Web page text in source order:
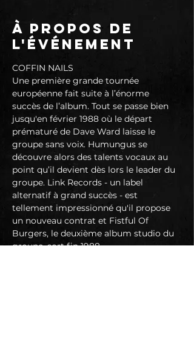
À propos de
l'événement
COFFIN NAILS
Une première grande tournée
européenne fait suite à l’énorme
succès de l’album. Tout se passe bien
jusqu'en février 1988 où le départ
prématuré de Dave Ward laisse le
groupe sans voix. Humungus se
découvre alors des talents vocaux au
point qu’il devient dès lors le leader du
groupe. Link Records - un label
alternatif à grand succès - est
tellement impressionné qu'il propose
un nouveau contrat et Fistful Of
Burgers, le deuxième album studio du
groupe, sort fin 1988.